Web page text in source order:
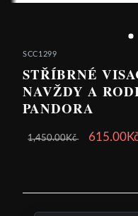
SCC1299
STŘÍBRNÉ
NAVŽDY A
PANDORA
1,450.00Kč